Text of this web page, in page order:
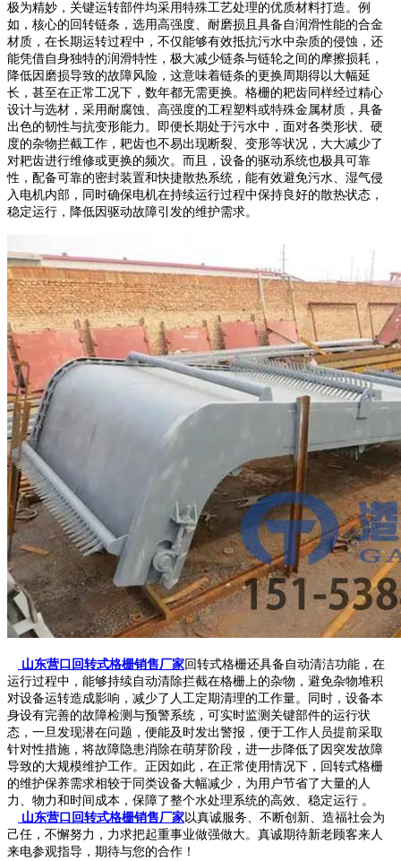
极为精妙，关键运转部件均采用特殊工艺处理的优质材料打造。例
如，核心的回转链条，选用高强度、耐磨损且具备自润滑性能的合金
材质，在长期运转过程中，不仅能够有效抵抗污水中杂质的侵蚀，还
能凭借自身独特的润滑特性，极大减少链条与链轮之间的摩擦损耗，
降低因磨损导致的故障风险，这意味着链条的更换周期得以大幅延
长，甚至在正常工况下，数年都无需更换。格栅的耙齿同样经过精心
设计与选材，采用耐腐蚀、高强度的工程塑料或特殊金属材质，具备
出色的韧性与抗变形能力。即便长期处于污水中，面对各类形状、硬
度的杂物拦截工作，耙齿也不易出现断裂、变形等状况，大大减少了
对耙齿进行维修或更换的频次。而且，设备的驱动系统也极具可靠
性，配备可靠的密封装置和快捷散热系统，能有效避免污水、湿气侵
入电机内部，同时确保电机在持续运行过程中保持良好的散热状态，
稳定运行，降低因驱动故障引发的维护需求。
山东营口回转式格栅销售厂家回转式格栅还具备自动清洁功能，在
运行过程中，能够持续自动清除拦截在格栅上的杂物，避免杂物堆积
对设备运转造成影响，减少了人工定期清理的工作量。同时，设备本
身设有完善的故障检测与预警系统，可实时监测关键部件的运行状
态，一旦发现潜在问题，便能及时发出警报，便于工作人员提前采取
针对性措施，将故障隐患消除在萌芽阶段，进一步降低了因突发故障
导致的大规模维护工作。正因如此，在正常使用情况下，回转式格栅
的维护保养需求相较于同类设备大幅减少，为用户节省了大量的人
力、物力和时间成本，保障了整个水处理系统的高效、稳定运行 。
山东营口回转式格栅销售厂家以真诚服务、不断创新、造福社会为
己任，不懈努力，力求把起重事业做强做大。真诚期待新老顾客来人
来电参观指导，期待与您的合作！